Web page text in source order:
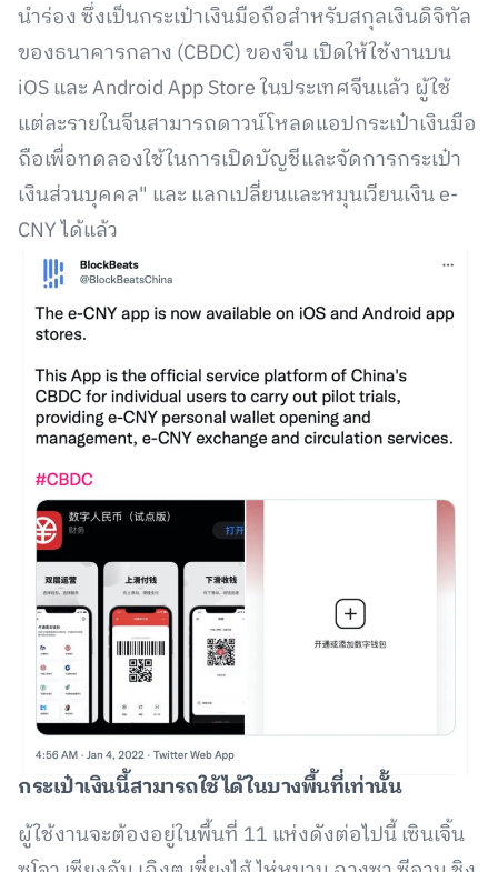
นำร่อง ซึ่งเป็นกระเป๋าเงินมือถือสำหรับสกุลเงินดิจิทัล
ของธนาคารกลาง (CBDC) ของจีน เปิดให้ใช้งานบน
iOS และ Android App Store ในประเทศจีนแล้ว ผู้ใช้
แต่ละรายในจีนสามารถดาวน์โหลดแอปกระเป๋าเงินมือ
ถือเพื่อทดลองใช้ในการเปิดบัญชีและจัดการกระเป๋า
เงินส่วนบุคคล" และ แลกเปลี่ยนและหมุนเวียนเงิน e-
CNY ได้แล้ว
กระเป๋าเงินนี้สามารถใช้ได้ในบางพื้นที่เท่านั้น
ผู้ใช้งานจะต้องอยู่ในพื้นที่ 11 แห่งดังต่อไปนี้ เซินเจิ้น